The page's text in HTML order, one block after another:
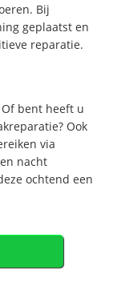
Bij
geplaatst en
reparatie.
bent heeft u
Ook
via
nacht
ochtend een